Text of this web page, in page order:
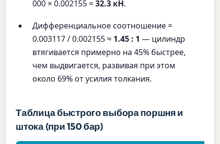
000 × 0.002155 =32.3 кН.
Дифференциальное соотношение =
0.003117 / 0.002155 ≈ 1.45 : 1 — цилиндр
втягивается примерно на 45% быстрее,
чем выдвигается, развивая при этом
около 69% от усилия толкания.
Таблица быстрого выбора поршня и
штока (при 150 бар)